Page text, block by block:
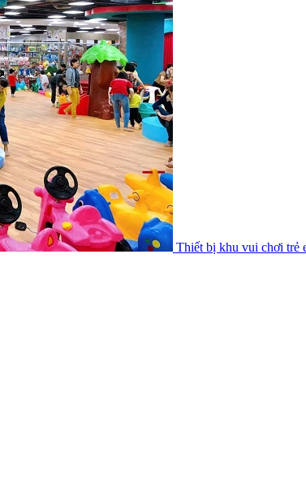
Thiết bị khu vui chơi trẻ